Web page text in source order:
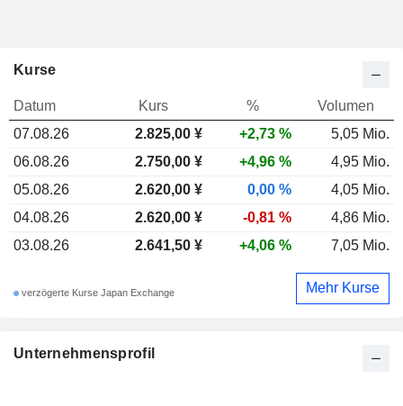
Unternehmensprofil
Kurse
Datum Kurs %
Volumen
07.08.26
2.825,00 ¥ +2,73 %
5,05 Mio.
06.08.26
2.750,00 ¥ +4,96 %
4,95 Mio.
05.08.26
2.620,00 ¥ 0,00 %
4,05 Mio.
04.08.26
2.620,00 ¥ -0,81 %
4,86 Mio.
03.08.26
2.641,50 ¥ +4,06 % 7,05 Mio.
verzögerte Kurse Japan Exchange Mehr Kurse